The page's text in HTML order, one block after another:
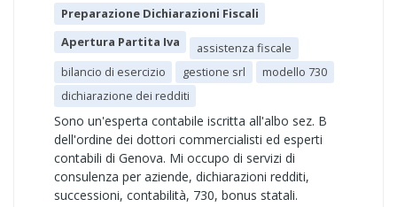
Preparazione Dichiarazioni Fiscali
Apertura Partita Iva
assistenza fiscale
bilancio di esercizio
gestione srl
modello 730
dichiarazione dei redditi
Sono un'esperta contabile iscritta all'albo sez. B
dell'ordine dei dottori commercialisti ed esperti
contabili di Genova. Mi occupo di servizi di
consulenza per aziende, dichiarazioni redditi,
successioni, contabilità, 730, bonus statali.